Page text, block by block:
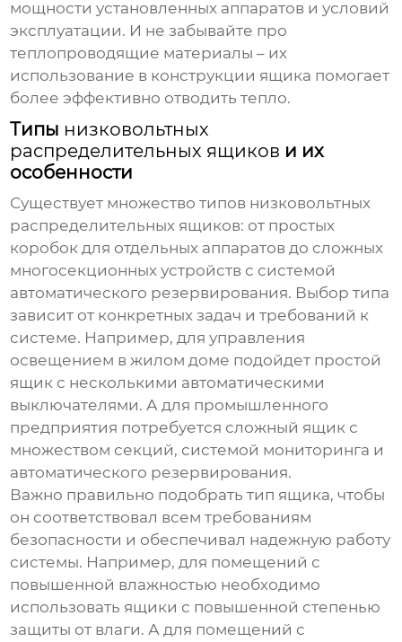
мощности установленных аппаратов и условий
эксплуатации. И не забывайте про
теплопроводящие материалы – их
использование в конструкции ящика помогает
более эффективно отводить тепло.
Типы низковольтных
распределительных ящиков и их
особенности
Существует множество типов низковольтных
распределительных ящиков: от простых
коробок для отдельных аппаратов до сложных
многосекционных устройств с системой
автоматического резервирования. Выбор типа
зависит от конкретных задач и требований к
системе. Например, для управления
освещением в жилом доме подойдет простой
ящик с несколькими автоматическими
выключателями. А для промышленного
предприятия потребуется сложный ящик с
множеством секций, системой мониторинга и
автоматического резервирования.
Важно правильно подобрать тип ящика, чтобы
он соответствовал всем требованиям
безопасности и обеспечивал надежную работу
системы. Например, для помещений с
повышенной влажностью необходимо
использовать ящики с повышенной степенью
защиты от влаги. А для помещений с